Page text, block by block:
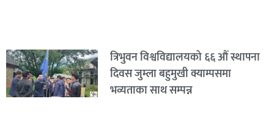
त्रिभुवन विश्वविद्यालयको ६६ औं स्थापना
दिवस जुम्ला बहुमुखी क्याम्पसमा
भव्यताका साथ सम्पन्न